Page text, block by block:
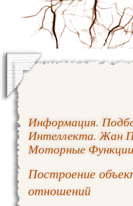
Информация.
Интеллекта. Жан
Моторные Функции
Построение
отношений